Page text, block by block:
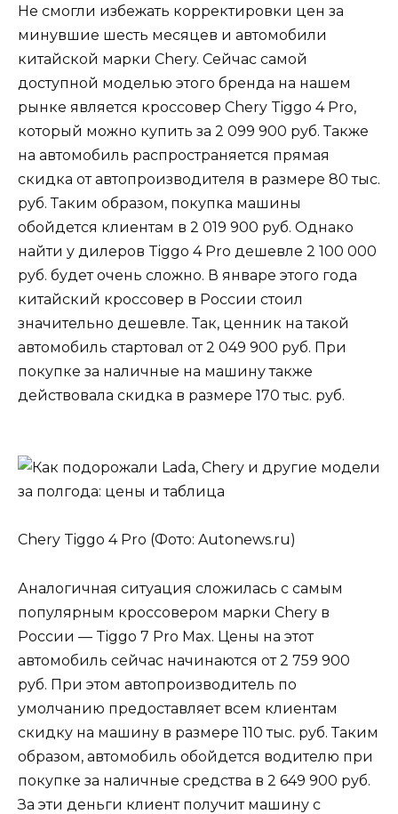
Не смогли избежать корректировки цен за
минувшие шесть месяцев и автомобили
китайской марки Chery. Сейчас самой
доступной моделью этого бренда на нашем
рынке является кроссовер Chery Tiggo 4 Pro,
который можно купить за 2 099 900 руб. Также
на автомобиль распространяется прямая
скидка от автопроизводителя в размере 80 тыс.
руб. Таким образом, покупка машины
обойдется клиентам в 2 019 900 руб. Однако
найти у дилеров Tiggo 4 Pro дешевле 2 100 000
руб. будет очень сложно. В январе этого года
китайский кроссовер в России стоил
значительно дешевле. Так, ценник на такой
автомобиль стартовал от 2 049 900 руб. При
покупке за наличные на машину также
действовала скидка в размере 170 тыс. руб.
Chery Tiggo 4 Pro (Фото: Autonews.ru)
Аналогичная ситуация сложилась с самым
популярным кроссовером марки Chery в
России — Tiggo 7 Pro Max. Цены на этот
автомобиль сейчас начинаются от 2 759 900
руб. При этом автопроизводитель по
умолчанию предоставляет всем клиентам
скидку на машину в размере 110 тыс. руб. Таким
образом, автомобиль обойдется водителю при
покупке за наличные средства в 2 649 900 руб.
За эти деньги клиент получит машину с